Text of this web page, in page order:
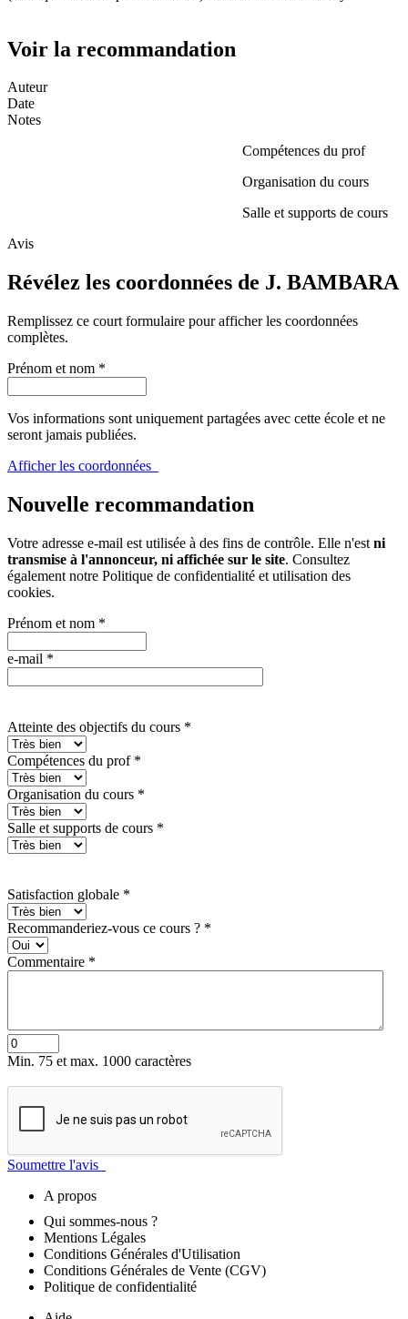
Voir la recommandation
Auteur
Date
Notes
Compétences du prof
Organisation du cours
Salle et supports de cours
Avis
Révélez les coordonnées de J. BAMBARA
Remplissez ce court formulaire pour afficher les coordonnées
complètes.
Prénom et nom *
Vos informations sont uniquement partagées avec cette école et ne
seront jamais publiées.
Afficher les coordonnées
Nouvelle recommandation
Votre adresse e-mail est utilisée à des fins de contrôle. Elle n'est ni
transmise à l'annonceur, ni affichée sur le site. Consultez
également notre Politique de confidentialité et utilisation des
cookies.
Prénom et nom *
e-mail *
Atteinte des objectifs du cours *
Compétences du prof *
Organisation du cours *
Salle et supports de cours *
Satisfaction globale *
Recommanderiez-vous ce cours ? *
Commentaire *
Min. 75 et max. 1000 caractères
Soumettre l'avis
A propos
Qui sommes-nous ?
Mentions Légales
Conditions Générales d'Utilisation
Conditions Générales de Vente (CGV)
Politique de confidentialité